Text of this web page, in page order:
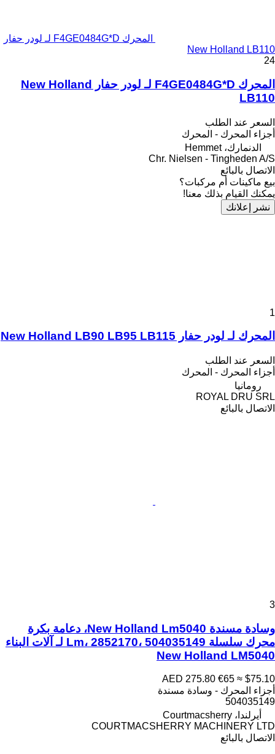
المحرك F4GE0484G*D لـ لودر حفار
New Holland LB110
24
المحرك F4GE0484G*D لـ لودر حفار New Holland
LB110
السعر عند الطلب
أجزاء المحرك - المحرك
الدنمارك، Hemmet
Chr. Nielsen - Tingheden A/S
الاتصال بالبائع
بيع ماكينات أم مركبات؟
يمكنك القيام بذلك معنا!
نشر إعلانك
1
المحرك لـ لودر حفار New Holland LB90 LB95 LB115
السعر عند الطلب
أجزاء المحرك - المحرك
رومانيا
ROYAL DRU SRL
الاتصال بالبائع
3
وسادة مسندة New Holland Lm5040، دعامة بكرة
محرك سلسلة Lm، 2852170، 504035149 لـ آلات البناء
New Holland LM5040
AED 275.80 €65 ≈ $75.10
أجزاء المحرك - وسادة مسندة
504035149
أيرلندا، Courtmacsherry
COURTMACSHERRY MACHINERY LTD
الاتصال بالبائع